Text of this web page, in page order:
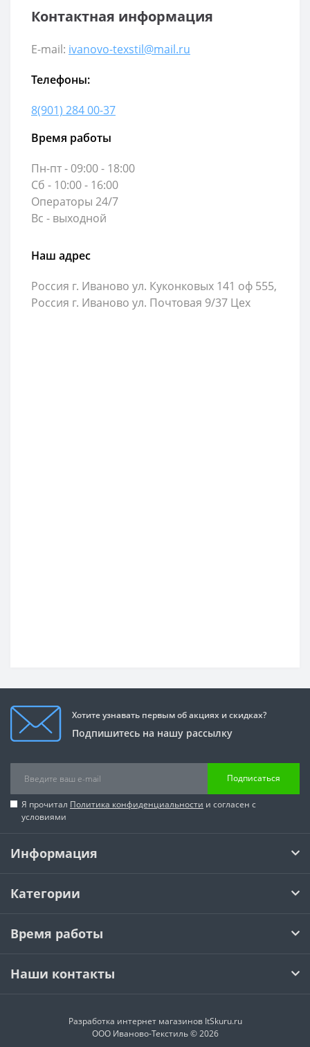
Контактная информация
E-mail: ivanovo-texstil@mail.ru
Телефоны:
8(901) 284 00-37
Время работы
Пн-пт - 09:00 - 18:00
Сб - 10:00 - 16:00
Операторы 24/7
Вс - выходной
Наш адрес
Россия г. Иваново ул. Куконковых 141 оф 555,
Россия г. Иваново ул. Почтовая 9/37 Цех
Хотите узнавать первым об акциях и скидках?
Подпишитесь на нашу рассылку
Подписаться
Я прочитал Политика конфиденциальности и согласен с
условиями
Информация
Категории
Время работы
Наши контакты
Разработка интернет магазинов ItSkuru.ru
ООО Иваново-Текстиль © 2026